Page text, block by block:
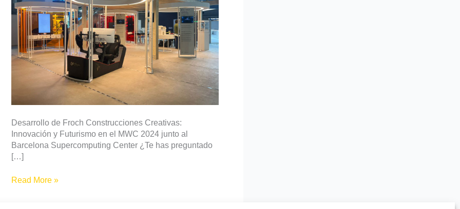
Desarrollo de Froch Construcciones Creativas:
Innovación y Futurismo en el MWC 2024 junto al
Barcelona Supercomputing Center ¿Te has preguntado
[…]
al
Barcelona
Supercomputing
Center
Read More »